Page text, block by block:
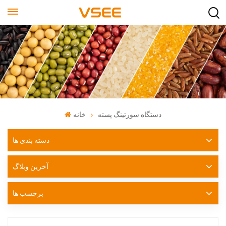
خانه دستگاه سورتینگ پسته
دسته بندی ها
آخرین وبلاگ
برچسب ها